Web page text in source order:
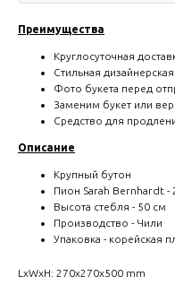
Преимущества
Круглосуточная
Стильная
Фото букета перед
Заменим букет или
Средство для
Описание
Крупный бутон
Пион Sarah Bernhardt -
Высота стебля - 50 см
Производство - Чили
Упаковка - корейская
LxWxH: 270x270x500 mm